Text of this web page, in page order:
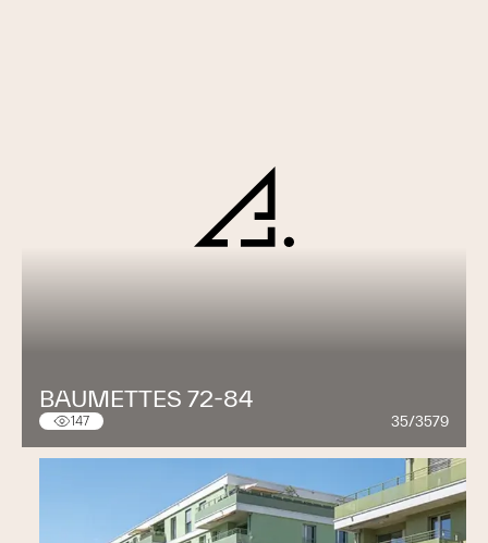
BAUMETTES 72-84
147 35/3579